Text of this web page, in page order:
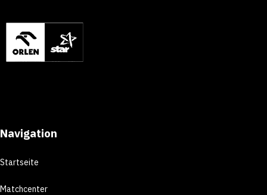
Navigation
Startseite
Matchcenter